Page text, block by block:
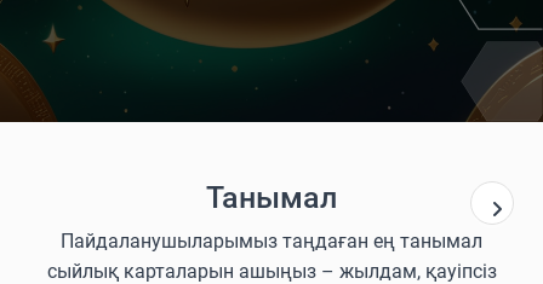
Танымал
Пайдаланушыларымыз таңдаған ең танымал
сыйлық карталарын ашыңыз – жылдам, қауіпсіз